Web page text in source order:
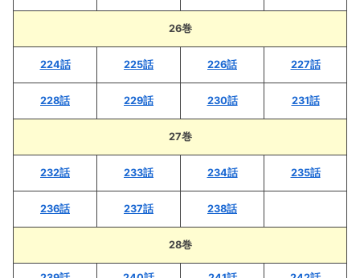
26巻
224話 225話 226話 227話
228話 229話 230話 231話
27巻
232話 233話 234話 235話
236話 237話 238話
28巻